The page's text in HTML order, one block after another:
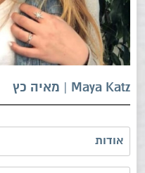
Maya Katz | מאיה כץ
אודות